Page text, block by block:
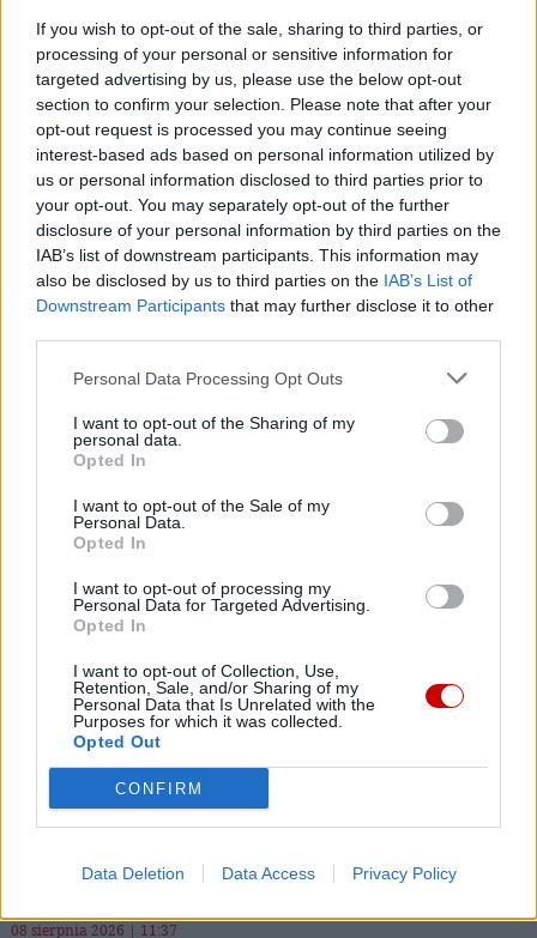
If you wish to opt-out of the sale, sharing to third parties, or
processing of your personal or sensitive information for
targeted advertising by us, please use the below opt-out
section to confirm your selection. Please note that after your
opt-out request is processed you may continue seeing
interest-based ads based on personal information utilized by
us or personal information disclosed to third parties prior to
your opt-out. You may separately opt-out of the further
disclosure of your personal information by third parties on the
IAB’s list of downstream participants. This information may
also be disclosed by us to third parties on the IAB’s List of
Downstream Participants that may further disclose it to other
Personal Data Processing Opt Outs
I want to opt-out of the Sharing of my
personal data.
Opted In
I want to opt-out of the Sale of my
Personal Data.
Opted In
I want to opt-out of processing my
Personal Data for Targeted Advertising.
Opted In
I want to opt-out of Collection, Use,
Retention, Sale, and/or Sharing of my
Personal Data that Is Unrelated with the
Purposes for which it was collected.
Opted Out
CONFIRM
Data Deletion Data Access Privacy Policy
tu dla Ciebie!
Każdego dnia publikujemy najważniejsze
informacje z życia Kościoła w Polsce i na świecie.
Jednak bez Twojej pomocy sprostanie temu
zadaniu będzie coraz trudniejsze.
Dlatego prosimy Cię owsparcie portalu eKAI.pl za
pośrednictwem serwisu Patronite.
Dzięki Tobie będziemy mogli realizować naszą
misję. Więcej informacji znajdziesztutaj.
Facebook
Wersja do druku
DROGA KRZYŻOWA
Najnowsze
8 sierpnia Kościół wspomina św. Dominika
08 sierpnia 2026 | 11:37